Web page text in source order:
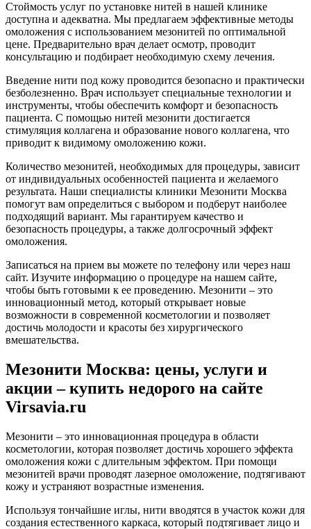
Стоймость услуг по установке нитей в нашей клинике
доступна и адекватна. Мы предлагаем эффективные методы
омоложения с использованием мезонитей по оптимальной
цене. Предварительно врач делает осмотр, проводит
консультацию и подбирает необходимую схему лечения.
Введение нити под кожу проводится безопасно и практически
безболезненно. Врач использует специальные технологии и
инструменты, чтобы обеспечить комфорт и безопасность
пациента. С помощью нитей мезонити достигается
стимуляция коллагена и образование нового коллагена, что
приводит к видимому омоложению кожи.
Количество мезонитей, необходимых для процедуры, зависит
от индивидуальных особенностей пациента и желаемого
результата. Наши специалисты клиники Мезонити Москва
помогут вам определиться с выбором и подберут наиболее
подходящий вариант. Мы гарантируем качество и
безопасность процедуры, а также долгосрочный эффект
омоложения.
Записаться на прием вы можете по телефону или через наш
сайт. Изучите информацию о процедуре на нашем сайте,
чтобы быть готовыми к ее проведению. Мезонити – это
инновационный метод, который открывает новые
возможности в современной косметологии и позволяет
достичь молодости и красоты без хирургического
вмешательства.
Мезонити Москва: цены, услуги и
акции – купить недорого на сайте
Virsavia.ru
Мезонити – это инновационная процедура в области
косметологии, которая позволяет достичь хорошего эффекта
омоложения кожи с длительным эффектом. При помощи
мезонитей врачи проводят лазерное омоложение, подтягивают
кожу и устраняют возрастные изменения.
Используя тончайшие иглы, нити вводятся в участок кожи для
создания естественного каркаса, который подтягивает лицо и